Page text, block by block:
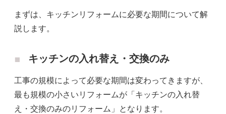
まずは、キッチンリフォームに必要な期間について解
説します。
キッチンの入れ替え・交換のみ
工事の規模によって必要な期間は変わってきますが、
最も規模の小さいリフォームが「キッチンの入れ替
え・交換のみのリフォーム」となります。